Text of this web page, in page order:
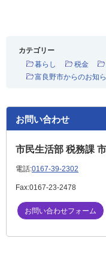
カテゴリー
暮らし
税金
富良野市からのお知
お問い合わせ
市民生活部 税務課
電話:0167-39-2302
Fax:0167-23-2478
お問い合わせフォーム